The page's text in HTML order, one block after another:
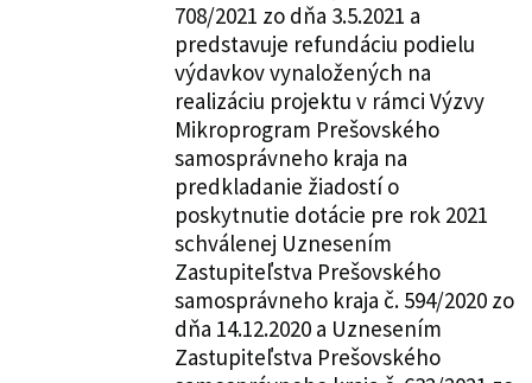
708/2021 zo dňa 3.5.2021 a
predstavuje refundáciu podielu
výdavkov vynaložených na
realizáciu projektu v rámci Výzvy
Mikroprogram Prešovského
samosprávneho kraja na
predkladanie žiadostí o
poskytnutie dotácie pre rok 2021
schválenej Uznesením
Zastupiteľstva Prešovského
samosprávneho kraja č. 594/2020 zo
dňa 14.12.2020 a Uznesením
Zastupiteľstva Prešovského